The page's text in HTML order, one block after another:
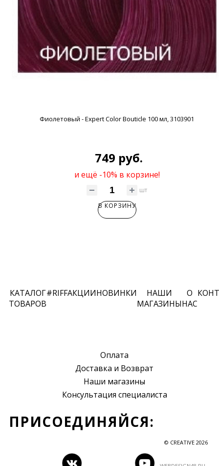
Фиолетовый - Expert Color Bouticle 100 мл, 3103901
749 руб.
и ещё -10% в корзине!
шт
В КОРЗИНУ
КАТАЛОГ
ТОВАРОВ
#RIFFАКЦИИНОВИНКИ
НАШИ
МАГАЗИНЫ
О
НАС
Оплата
Доставка и Возврат
Наши магазины
Консультация специалиста
ПРИСОЕДИНЯЙСЯ:
© CREATIVE 2026